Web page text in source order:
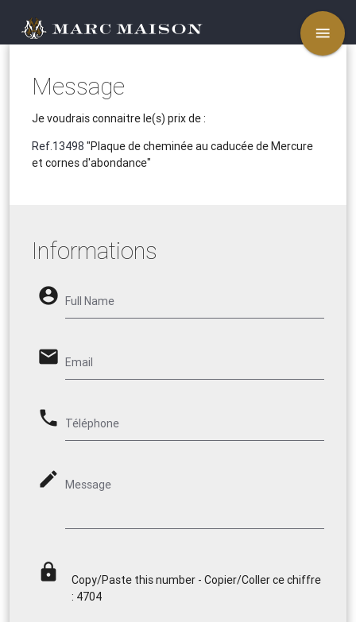
menu
Message
Je voudrais connaitre le(s) prix de :
Ref.13498 "Plaque de cheminée au caducée de Mercure
et cornes d'abondance"
Informations
account_circle Full Name
email Email
phone Téléphone
mode_edit Message
lock
Copy/Paste this number - Copier/Coller ce chiffre
: 4704